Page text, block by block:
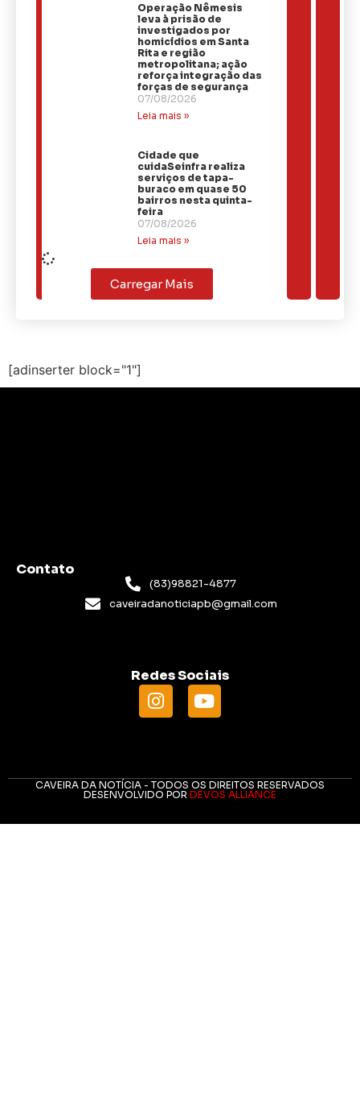
Operação Nêmesis
leva à prisão de
investigados por
homicídios em Santa
Rita e região
metropolitana; ação
reforça integração das
forças de segurança
07/08/2026
Leia mais »
Cidade que
cuidaSeinfra realiza
serviços de tapa-
buraco em quase 50
bairros nesta quinta-
feira
07/08/2026
Leia mais »
Carregar Mais
[adinserter block="1"]
Contato
(83)98821-4877
caveiradanoticiapb@gmail.com
Redes Sociais
CAVEIRA DA NOTÍCIA - TODOS OS DIREITOS RESERVADOS
DESENVOLVIDO POR DEVOS ALLIANCE